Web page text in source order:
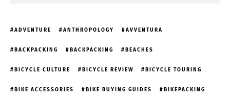
ADVENTURE ANTHROPOLOGY AVVENTURA
BACKPACKING BACKPACKING BEACHES
BICYCLE CULTURE BICYCLE REVIEW BICYCLE TOURING
BIKE ACCESSORIES BIKE BUYING GUIDES BIKEPACKING